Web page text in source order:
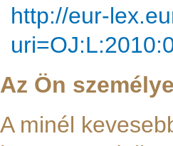
http://eur-
Az Ön
A minél